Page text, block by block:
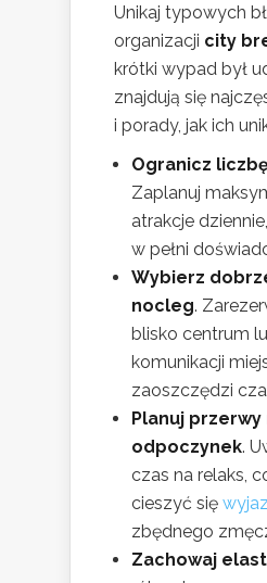
Unikaj typowych
organizacji city
krótki wypad był
znajdują się
i porady, jak ich
Ogranicz
Zaplanuj
atrakcje
w pełni
Wybierz
nocleg.
blisko centrum
komunikacji
zaoszczędzi
Planuj przerwy
odpoczynek.
czas na relaks,
cieszyć się
zbędnego
Zachowaj